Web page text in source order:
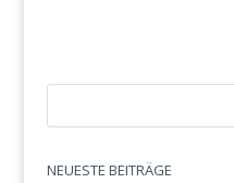
NEUESTE BEITRÄGE